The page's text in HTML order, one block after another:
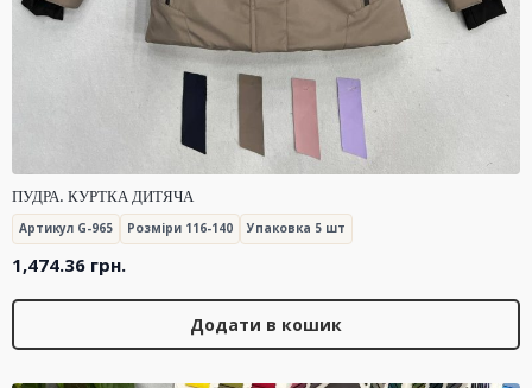
ПУДРА. КУРТКА ДИТЯЧА
Артикул G-965 Розміри 116-140 Упаковка 5 шт
1,474.36 грн.
Додати в кошик